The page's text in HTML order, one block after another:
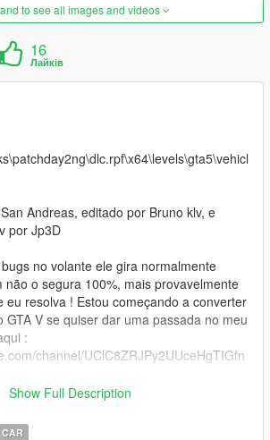
to see all images and videos
16
Лайків
Andreas, editado por Bruno klv, e
por Jp3D
no volante ele gira normalmente
não o segura 100%, mais provavelmente
eu resolva ! Estou começando a converter
V se quiser dar uma passada no meu
:
channel/UClC8ZRJPy2UUceHgTIGfn
Show Full Description